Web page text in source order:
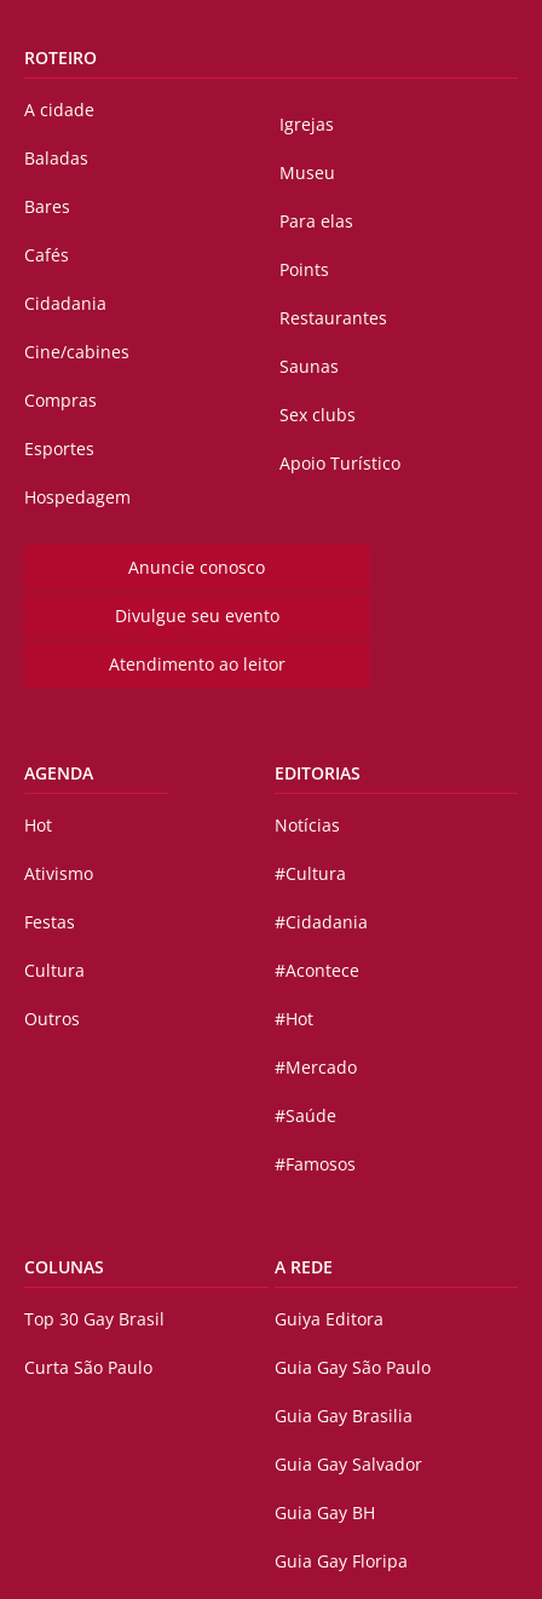
ROTEIRO
A cidade
Baladas
Bares
Cafés
Cidadania
Cine/cabines
Compras
Esportes
Hospedagem
Igrejas
Museu
Para elas
Points
Restaurantes
Saunas
Sex clubs
Apoio Turístico
Anuncie conosco
Divulgue seu evento
Atendimento ao leitor
AGENDA
Hot
Ativismo
Festas
Cultura
Outros
EDITORIAS
Notícias
#Cultura
#Cidadania
#Acontece
#Hot
#Mercado
#Saúde
#Famosos
COLUNAS
Top 30 Gay Brasil
Curta São Paulo
A REDE
Guiya Editora
Guia Gay São Paulo
Guia Gay Brasilia
Guia Gay Salvador
Guia Gay BH
Guia Gay Floripa